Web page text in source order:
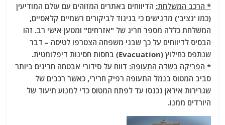
* הרכב המשלחת: הדיווחים באתרים המזוהים עם עולם המודיעין
(כמו 'נציב') מדגישים כי בניגוד לביקורים רשמיים קלאסיים,
המשלחת כללה מספר חריג של "אזרחים" ומטען אישי רב. זהו
הבסיס לדיווחים על כך שבני משפחה הצטרפו לטיסה – דבר
שנתפס כחילוץ (Evacuation) בחסות חסינות דיפלומטית.
* הפריקה בשדה התעופה: דווח על סידורי אבטחה חריגים ביותר
סביב המטוס בנמל התעופה רפיק חרירי, כאשר רכבים של
שגרירות איראן נכנסו עד לפתח המטוס כדי למנוע תיעוד של
היורדים ממנו.